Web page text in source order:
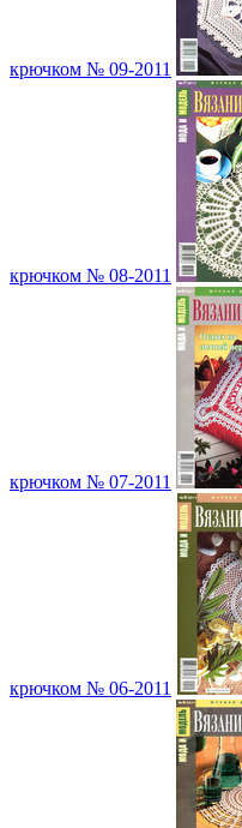
крючком № 09-2011
крючком № 08-2011
крючком № 07-2011
крючком № 06-2011